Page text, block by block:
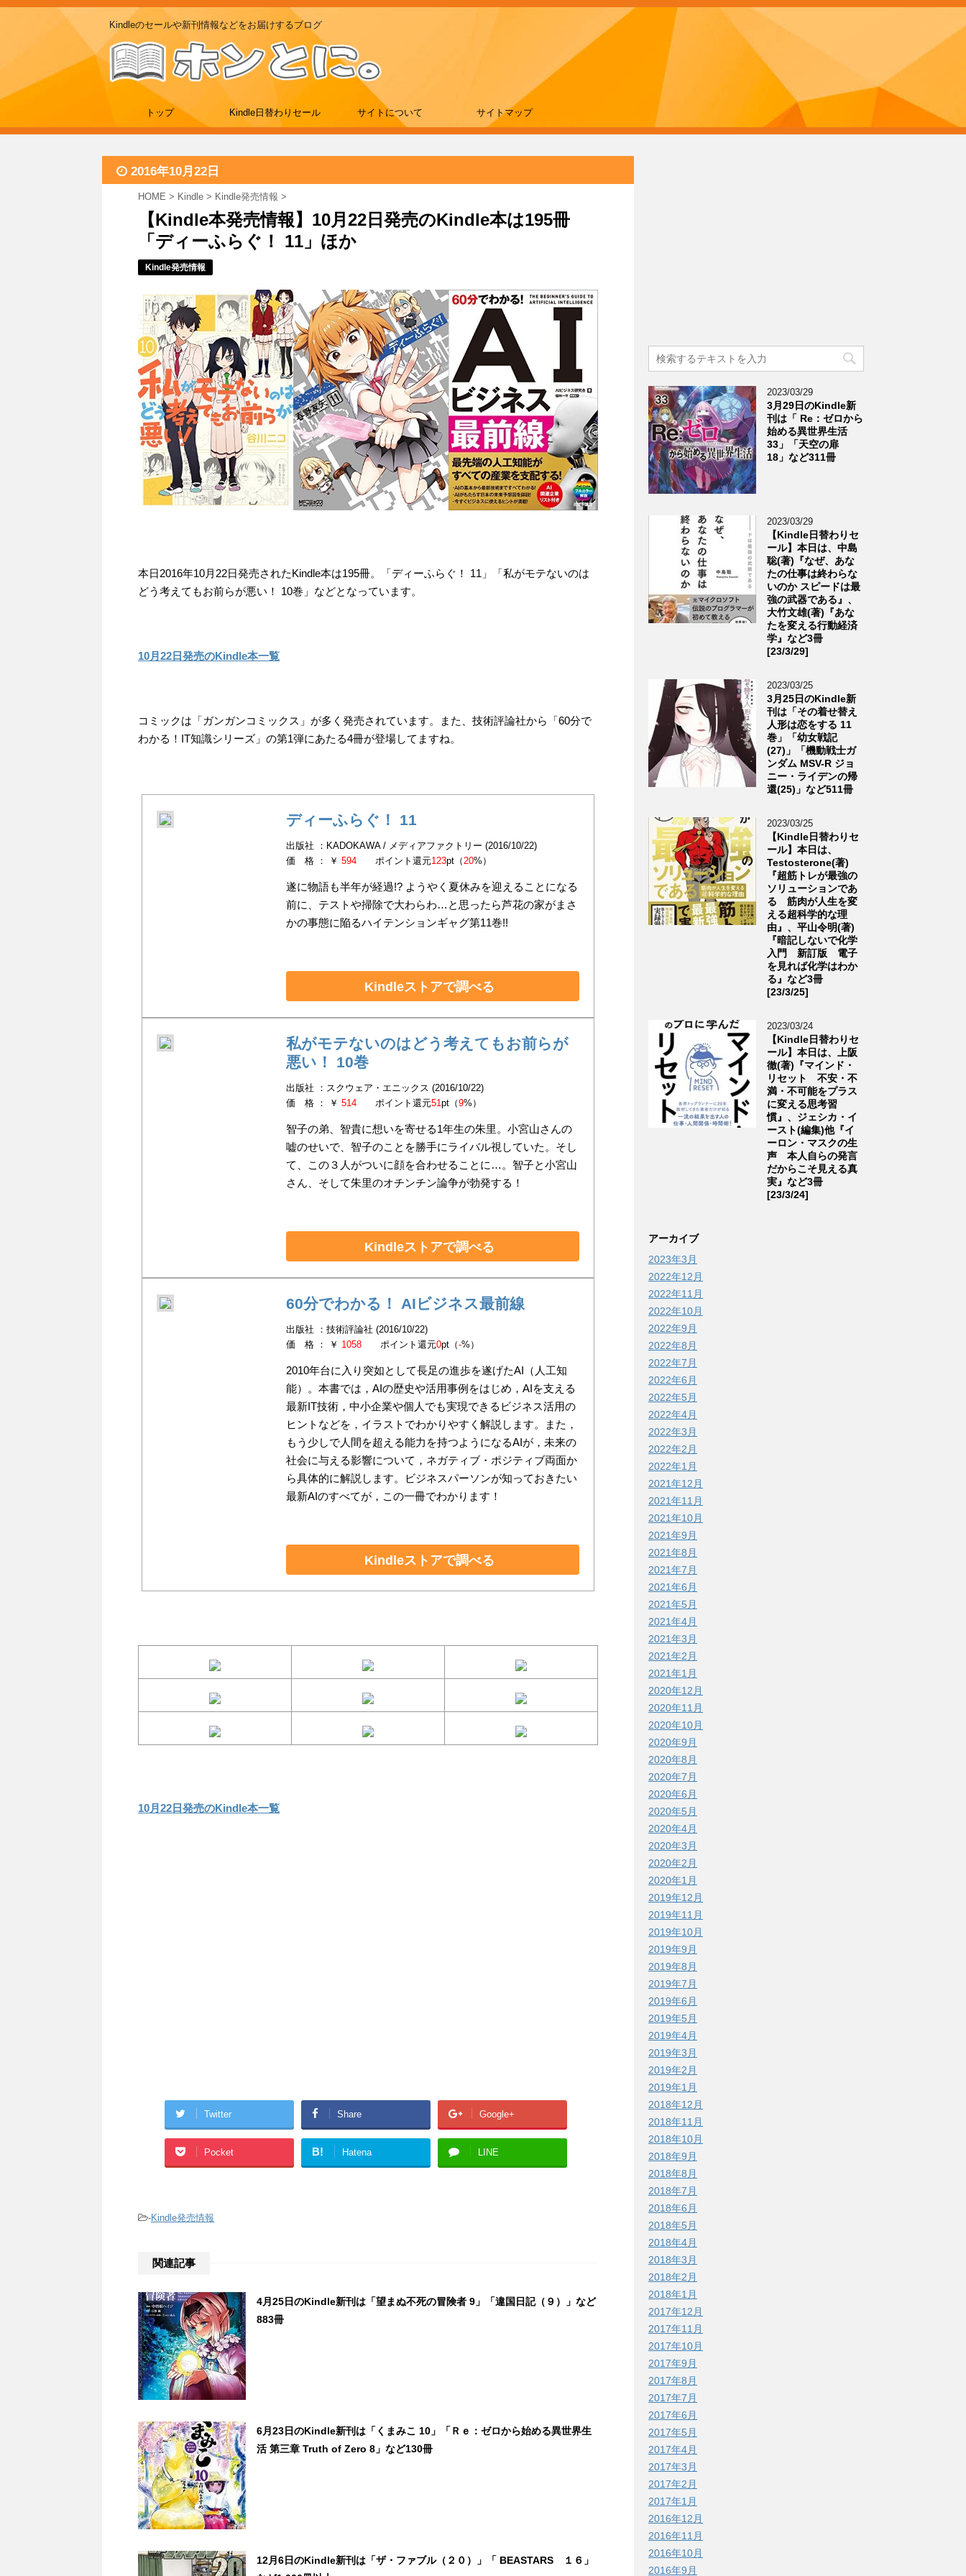
Kindleのセールや新刊情報などをお届けするブログ
トップ Kindle日替わりセール サイトについて サイトマップ
2016年10月22日
HOME > Kindle > Kindle発売情報 >
【Kindle本発売情報】10月22日発売のKindle本は195冊
「ディーふらぐ！ 11」ほか
Kindle発売情報
本日2016年10月22日発売されたKindle本は195冊。「ディーふらぐ！ 11」「私がモテないのは
どう考えてもお前らが悪い！ 10巻」などとなっています。
10月22日発売のKindle本一覧
コミックは「ガンガンコミックス」が多く発売されています。また、技術評論社から「60分で
わかる！IT知識シリーズ」の第1弾にあたる4冊が登場してますね。
ディーふらぐ！ 11
出版社 ：KADOKAWA / メディアファクトリー (2016/10/22)
価 格 ： ￥594 ポイント還元123pt（ 20%）
遂に物語も半年が経過!? ようやく夏休みを迎えることになる
前に、テストや掃除で大わらわ…と思ったら芦花の家がまさ
かの事態に陥るハイテンションギャグ第11巻!!
Kindleストアで調べる
私がモテないのはどう考えてもお前らが
悪い！ 10巻
出版社 ：スクウェア・エニックス (2016/10/22)
価 格 ： ￥514 ポイント還元51pt（9%）
智子の弟、智貴に想いを寄せる1年生の朱里。小宮山さんの
嘘のせいで、智子のことを勝手にライバル視していた。そし
て、この３人がついに顔を合わせることに…。智子と小宮山
さん、そして朱里のオチンチン論争が勃発する！
Kindleストアで調べる
60分でわかる！ AIビジネス最前線
出版社 ：技術評論社 (2016/10/22)
価 格 ： ￥ 1058 ポイント還元0pt（-%）
2010年台に入り突如として長足の進歩を遂げたAI（人工知
能）。本書では，AIの歴史や活用事例をはじめ，AIを支える
最新IT技術，中小企業や個人でも実現できるビジネス活用の
ヒントなどを，イラストでわかりやすく解説します。また，
もう少しで人間を超える能力を持つようになるAIが，未来の
社会に与える影響について，ネガティブ・ポジティブ両面か
ら具体的に解説します。ビジネスパーソンが知っておきたい
最新AIのすべてが，この一冊でわかります！
Kindleストアで調べる
10月22日発売のKindle本一覧
Twitter Share Google+
Pocket B! Hatena LINE
-Kindle発売情報
関連記事
4月25日のKindle新刊は「望まぬ不死の冒険者 9」「違国日記（９）」など
883冊
6月23日のKindle新刊は「くまみこ 10」「Ｒｅ：ゼロから始める異世界生
活 第三章 Truth of Zero 8」など130冊
12月6日のKindle新刊は「ザ・ファブル（２０）」「 BEASTARS １６」
2023/03/29
3月29日のKindle新
刊は「 Re：ゼロから
始める異世界生活
33」「天空の扉
18」など311冊
2023/03/29
【Kindle日替わりセ
ール】本日は、中島
聡(著)『なぜ、あな
たの仕事は終わらな
いのか スピードは最
強の武器である』、
大竹文雄(著)『あな
たを変える行動経済
学』など3冊
[23/3/29]
2023/03/25
3月25日のKindle新
刊は「その着せ替え
人形は恋をする 11
巻」「幼女戦記
(27)」「機動戦士ガ
ンダム MSV-R ジョ
ニー・ライデンの帰
還(25)」など511冊
2023/03/25
【Kindle日替わりセ
ール】本日は、
Testosterone(著)
『超筋トレが最強の
ソリューションであ
る 筋肉が人生を変
える超科学的な理
由』、平山令明(著)
『暗記しないで化学
入門 新訂版 電子
を見れば化学はわか
る』など3冊
[23/3/25]
2023/03/24
【Kindle日替わりセ
ール】本日は、上阪
徹(著)『マインド・
リセット 不安・不
満・不可能をプラス
に変える思考習
慣』、ジェシカ・イ
ースト(編集)他『イ
ーロン・マスクの生
声 本人自らの発言
だからこそ見える真
実』など3冊
[23/3/24]
アーカイブ
2023年3月
2022年12月
2022年11月
2022年10月
2022年9月
2022年8月
2022年7月
2022年6月
2022年5月
2022年4月
2022年3月
2022年2月
2022年1月
2021年12月
2021年11月
2021年10月
2021年9月
2021年8月
2021年7月
2021年6月
2021年5月
2021年4月
2021年3月
2021年2月
2021年1月
2020年12月
2020年11月
2020年10月
2020年9月
2020年8月
2020年7月
2020年6月
2020年5月
2020年4月
2020年3月
2020年2月
2020年1月
2019年12月
2019年11月
2019年10月
2019年9月
2019年8月
2019年7月
2019年6月
2019年5月
2019年4月
2019年3月
2019年2月
2019年1月
2018年12月
2018年11月
2018年10月
2018年9月
2018年8月
2018年7月
2018年6月
2018年5月
2018年4月
2018年3月
2018年2月
2018年1月
2017年12月
2017年11月
2017年10月
2017年9月
2017年8月
2017年7月
2017年6月
2017年5月
2017年4月
2017年3月
2017年2月
2017年1月
2016年12月
2016年11月
2016年10月
2016年9月